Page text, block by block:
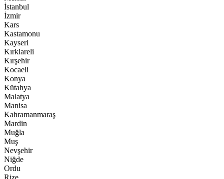
İstanbul
İzmir
Kars
Kastamonu
Kayseri
Kırklareli
Kırşehir
Kocaeli
Konya
Kütahya
Malatya
Manisa
Kahramanmaraş
Mardin
Muğla
Muş
Nevşehir
Niğde
Ordu
Rize